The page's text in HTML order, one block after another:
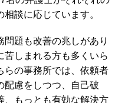
談に応じています。
題も改善の兆しがあり
苦しまれる方も多くいら
らの事務所では、依頼者
配慮をしつつ、自己破
、もっとも有効な解決方